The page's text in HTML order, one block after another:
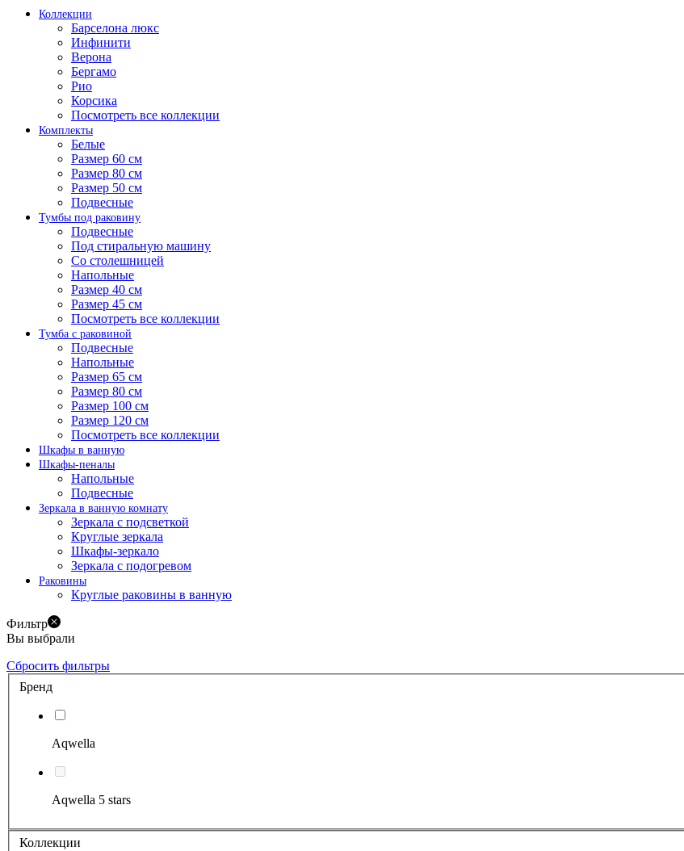
Коллекции
Барселона люкс
Инфинити
Верона
Бергамо
Рио
Корсика
Посмотреть все коллекции
Комплекты
Белые
Размер 60 см
Размер 80 см
Размер 50 см
Подвесные
Тумбы под раковину
Подвесные
Под стиральную машину
Со столешницей
Напольные
Размер 40 см
Размер 45 см
Посмотреть все коллекции
Тумба с раковиной
Подвесные
Напольные
Размер 65 см
Размер 80 см
Размер 100 см
Размер 120 см
Посмотреть все коллекции
Шкафы в ванную
Шкафы-пеналы
Напольные
Подвесные
Зеркала в ванную комнату
Зеркала с подсветкой
Круглые зеркала
Шкафы-зеркало
Зеркала с подогревом
Раковины
Круглые раковины в ванную
Фильтр
Вы выбрали
Сбросить фильтры
Бренд
Aqwella
Aqwella 5 stars
Коллекции